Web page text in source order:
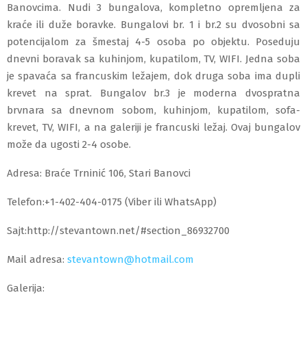
Banovcima. Nudi 3 bungalova, kompletno opremljena za
kraće ili duže boravke. Bungalovi br. 1 i br.2 su dvosobni sa
potencijalom za šmestaj 4-5 osoba po objektu. Poseduju
dnevni boravak sa kuhinjom, kupatilom, TV, WIFI. Jedna soba
je spavaća sa francuskim ležajem, dok druga soba ima dupli
krevet na sprat. Bungalov br.3 je moderna dvospratna
brvnara sa dnevnom sobom, kuhinjom, kupatilom, sofa-
krevet, TV, WIFI, a na galeriji je francuski ležaj. Ovaj bungalov
može da ugosti 2-4 osobe.
Adresa: Braće Trninić 106, Stari Banovci
Telefon:+1-402-404-0175 (Viber ili WhatsApp)
Sajt:http://stevantown.net/#section_86932700
Mail adresa: stevantown@hotmail.com
Galerija: